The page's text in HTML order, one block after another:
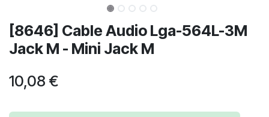
[8646] Cable Audio Lga-564L-3M
Jack M - Mini Jack M
10,08 €